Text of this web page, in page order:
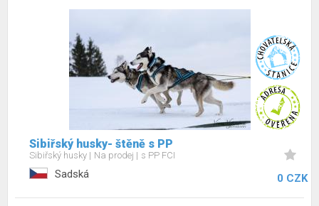
Sibiřský husky- štěně s PP
Sibiřský husky Na prodej s PP FCI
Sadská 0 CZK